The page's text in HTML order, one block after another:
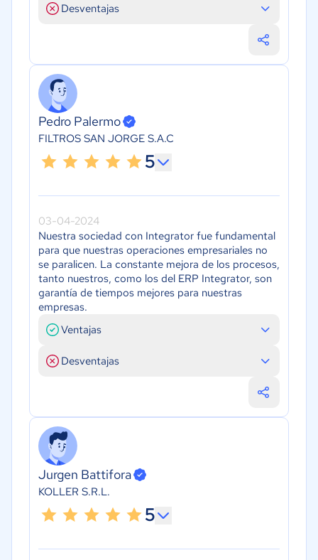
Desventajas
Pedro Palermo
FILTROS SAN JORGE S.A.C
5
03-04-2024
Nuestra sociedad con Integrator fue fundamental
para que nuestras operaciones empresariales no
se paralicen. La constante mejora de los procesos,
tanto nuestros, como los del ERP Integrator, son
garantía de tiempos mejores para nuestras
empresas.
Ventajas
Desventajas
Jurgen Battifora
KOLLER S.R.L.
5